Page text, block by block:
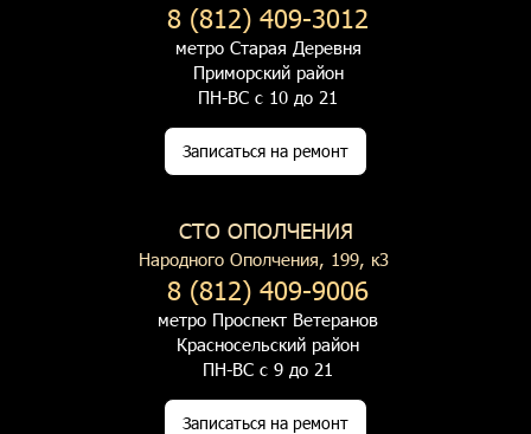
8 (812) 409-3012
метро Старая Деревня
Приморский район
ПН-ВС с 10 до 21
Записаться на ремонт
СТО ОПОЛЧЕНИЯ
Народного Ополчения, 199, к3
8 (812) 409-9006
метро Проспект Ветеранов
Красносельский район
ПН-ВС с 9 до 21
Записаться на ремонт